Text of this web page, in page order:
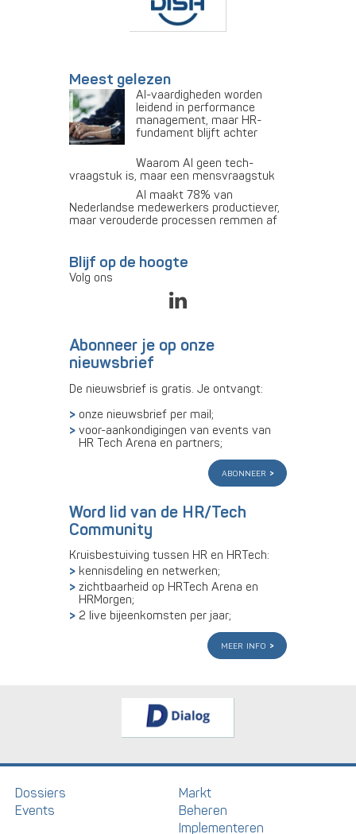
Meest gelezen
AI-vaardigheden worden
leidend in performance
management, maar HR-
fundament blijft achter
Waarom AI geen tech-
vraagstuk is, maar een mensvraagstuk
AI maakt 78% van
Nederlandse medewerkers productiever,
maar verouderde processen remmen af
Blijf op de hoogte
Volg ons
Abonneer je op onze
nieuwsbrief
De nieuwsbrief is gratis. Je ontvangt:
onze nieuwsbrief per mail;
voor-aankondigingen van events van
HR Tech Arena en partners;
abonneer
Word lid van de HR/Tech
Community
Kruisbestuiving tussen HR en HRTech:
kennisdeling en netwerken;
zichtbaarheid op HRTech Arena en
HRMorgen;
2 live bijeenkomsten per jaar;
meer info
Dossiers
Events
Markt
Beheren
Implementeren